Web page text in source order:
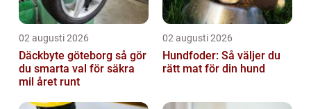
02 augusti 2026
Däckbyte göteborg så gör
du smarta val för säkra
mil året runt
02 augusti 2026
Hundfoder: Så väljer du
rätt mat för din hund